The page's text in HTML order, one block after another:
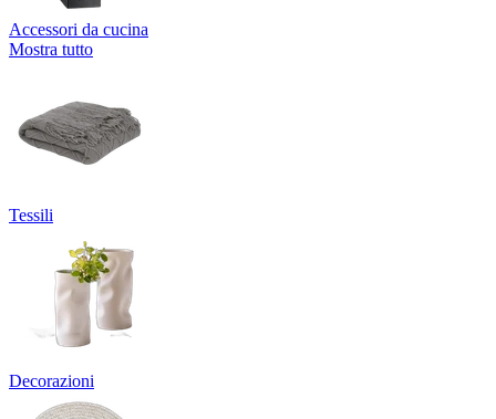
Accessori da cucina
Mostra tutto
Tessili
Decorazioni